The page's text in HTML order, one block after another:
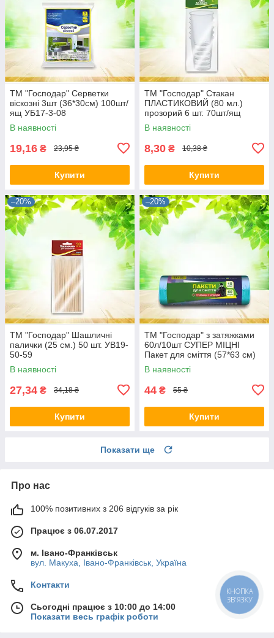
ТМ "Господар" Серветки
віскозні 3шт (36*30см) 100шт/
ящ УБ17-3-08
В наявності
19,16 ₴ 23,95 ₴
Купити
ТМ "Господар" Стакан
ПЛАСТИКОВИЙ (80 мл.)
прозорий 6 шт. 70шт/ящ
УВ19-6-63
В наявності
8,30 ₴ 10,38 ₴
Купити
–20%
ТМ "Господар" Шашличні
палички (25 см.) 50 шт. УВ19-
50-59
В наявності
27,34 ₴ 34,18 ₴
Купити
–20%
ТМ "Господар" з затяжками
60л/10шт СУПЕР МІЦНІ
Пакет для сміття (57*63 см)
160ш
В наявності
44 ₴ 55 ₴
Купити
Показати ще
Про нас
100% позитивних з 206 відгуків за рік
Працює з 06.07.2017
м. Івано-Франківськ
вул. Макуха, Івано-Франківськ, Україна
Контакти
Сьогодні працює з 10:00 до 14:00
Показати весь графік роботи
КНОПКА
ЗВ'ЯЗКУ